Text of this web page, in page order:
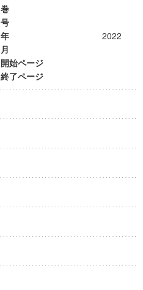
巻
号
年
2022
月
開始ページ
終了ページ